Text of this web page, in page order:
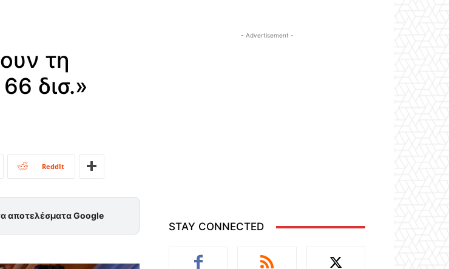
τη
δισ.»
ReddIt
αποτελέσματα Google
- Advertisement -
STAY CONNECTED